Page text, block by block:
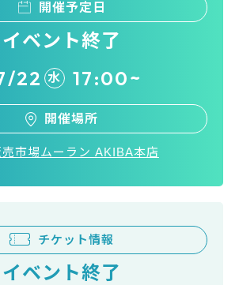
開催予定日
イベント終了
22 水 17:00~
開催場所
売市場ムーラン AKIBA本店
チケット情報
イベント終了